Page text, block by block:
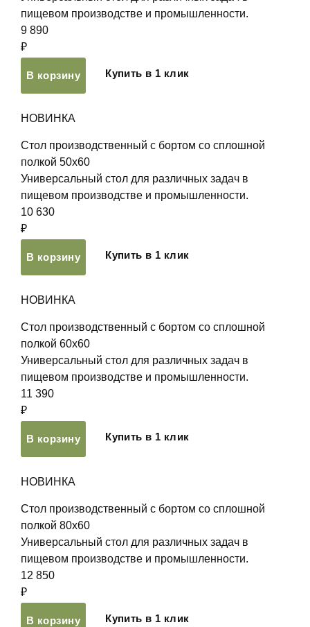
пищевом производстве и промышленности.
9 890
₽
В корзину Купить в 1 клик
НОВИНКА
Стол производственный с бортом со сплошной
полкой 50х60
Универсальный стол для различных задач в
пищевом производстве и промышленности.
10 630
₽
В корзину Купить в 1 клик
НОВИНКА
Стол производственный с бортом со сплошной
полкой 60х60
Универсальный стол для различных задач в
пищевом производстве и промышленности.
11 390
₽
В корзину Купить в 1 клик
НОВИНКА
Стол производственный с бортом со сплошной
полкой 80х60
Универсальный стол для различных задач в
пищевом производстве и промышленности.
12 850
₽
В корзину Купить в 1 клик